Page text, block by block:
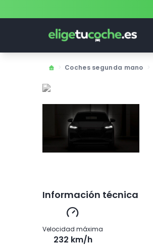
Coches segunda mano
Información técnica
Velocidad máxima
232 km/h